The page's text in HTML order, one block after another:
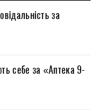
за
себе за «Аптека 9-